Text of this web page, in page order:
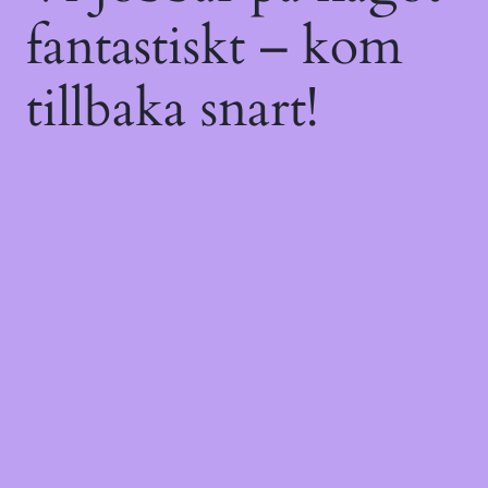
fantastiskt – kom
tillbaka snart!